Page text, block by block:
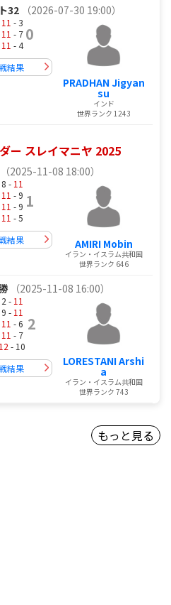
32 （2026-07-30 19:00）
11 - 3
11 - 7
11 - 4
0
結果
PRADHAN Jigyan
su
インド
世界ランク 1243
ー スレイマニヤ 2025
（2025-11-08 18:00）
8 - 11
11 - 9
11 - 9
11 - 5
1
結果 AMIRI Mobin
イラン・イスラム共和国
世界ランク 646
（2025-11-08 16:00）
2 - 11
9 - 11
11 - 6
11 - 7
12 - 10
2
結果
LORESTANI Arshi
a
イラン・イスラム共和国
世界ランク 743
もっと見る